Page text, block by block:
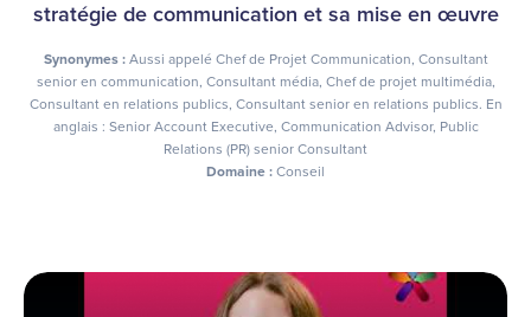
stratégie de communication et sa mise en œuvre
Synonymes : Aussi appelé Chef de Projet Communication, Consultant
senior en communication, Consultant média, Chef de projet multimédia,
Consultant en relations publics, Consultant senior en relations publics. En
anglais : Senior Account Executive, Communication Advisor, Public
Relations (PR) senior Consultant
Domaine : Conseil